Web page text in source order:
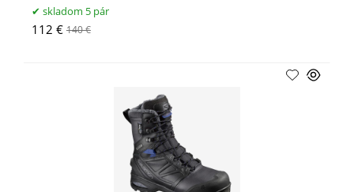
skladom 5 pár
112 € 140 €